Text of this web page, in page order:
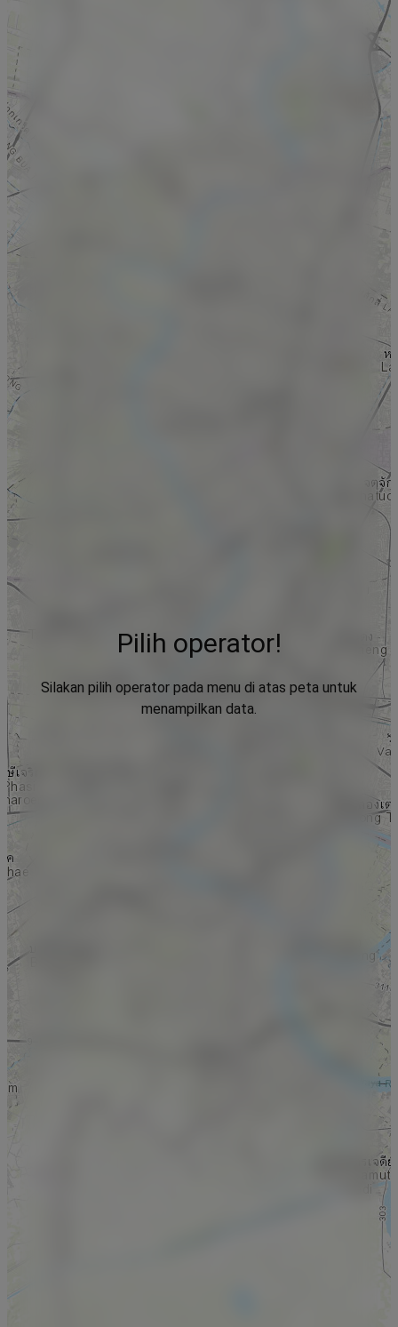
Pilih operator!
Silakan pilih operator pada menu di atas peta untuk
menampilkan data.